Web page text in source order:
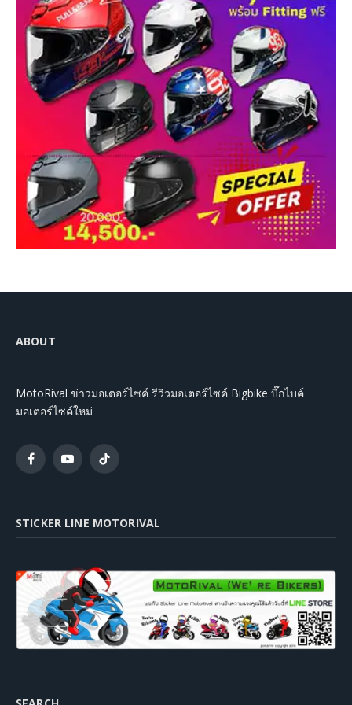
ABOUT
MotoRival ข่าวมอเตอร์ไซค์ รีวิวมอเตอร์ไซค์ Bigbike บิ๊กไบค์
มอเตอร์ไซค์ใหม่
FacebookYouTubeTikTok
STICKER LINE MOTORIVAL